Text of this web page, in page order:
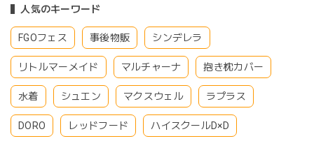
人気のキーワード
FGOフェス 事後物販 シンデレラ
リトルマーメイド マルチャーナ 抱き枕カバー
水着 シュエン マクスウェル ラプラス
DORO レッドフード ハイスクールD×D